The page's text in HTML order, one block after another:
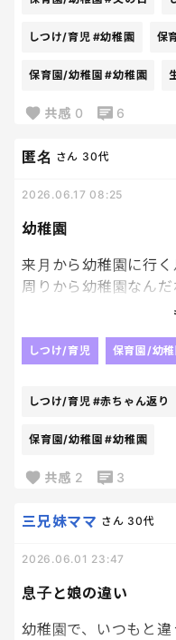
て、もうご機嫌MAX
パパたちに、先生か
引いた質問に答える
だけど、そこでしっ
帰宅してきたよ。
、、、、爪痕って？笑
幼稚園で爪痕残さんで
しつけ/育児 #幼稚園 保
保育園/幼稚園 #幼稚園
共感 0 6
幼稚園
匿名 さん 30代
2026.06.17 08:25
来月から幼稚園に行く
周りから幼稚園なん
妹が産まれてまだ赤
分、外でのストレス
1ヶ月行けば夏休みで
しつけ/育児 保育園/幼稚
しつけ/育児 #赤ちゃん返り
保育園/幼稚園 #幼稚園
共感 2 3
息子と娘の違い
三兄妹ママ さん 30代
2026.06.01 23:47
幼稚園で、いつもと